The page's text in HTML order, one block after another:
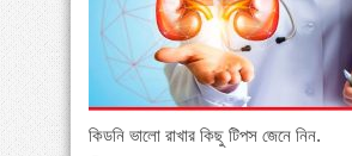
কিডনি ভালো রাখার কিছু টিপস জেনে নিন.